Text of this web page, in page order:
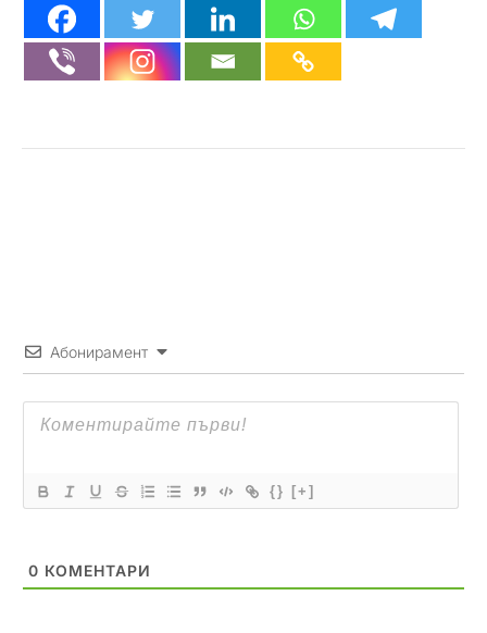
Абонирамент
{} [+]
0 КОМЕНТАРИ